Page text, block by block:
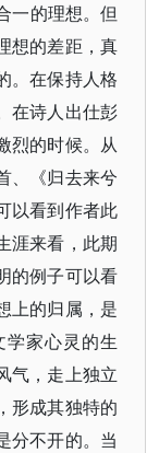
一的理想。但
想的差距，真
。在保持人格
在诗人出仕彭
烈的时候。从
、《归去来兮
以看到作者此
涯来看，此期
的例子可以看
上的归属，是
家心灵的生
气，走上独立
形成其独特的
分不开的。当